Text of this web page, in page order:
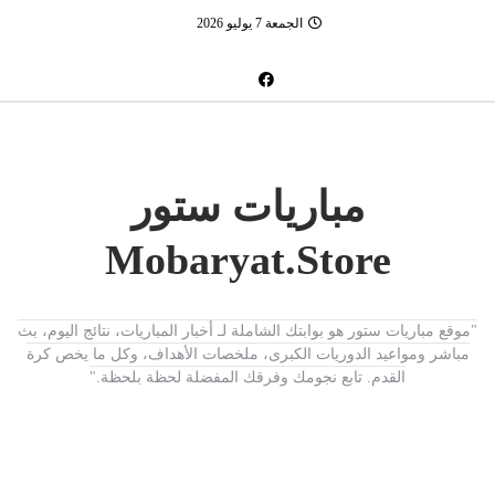
الجمعة 7 يوليو 2026
مباريات ستور
Mobaryat.Store
"موقع مباريات ستور هو بوابتك الشاملة لـ أخبار المباريات، نتائج اليوم، بث
مباشر ومواعيد الدوريات الكبرى، ملخصات الأهداف، وكل ما يخص كرة
القدم. تابع نجومك وفرقك المفضلة لحظة بلحظة."